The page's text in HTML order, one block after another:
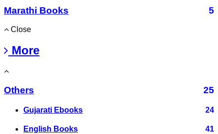
Marathi Books
5
Close
More
Others 25
Gujarati Ebooks 24
English Books 41